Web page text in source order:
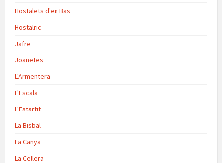
Hostalets d'en Bas
Hostalric
Jafre
Joanetes
L'Armentera
L'Escala
L'Estartit
La Bisbal
La Canya
La Cellera